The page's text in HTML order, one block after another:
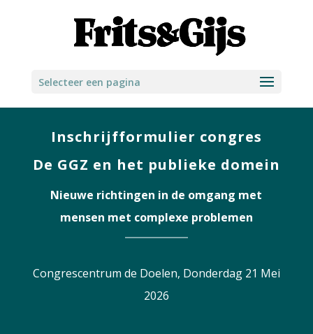
Selecteer een pagina
Inschrijfformulier congres
De GGZ en het publieke domein
Nieuwe richtingen in de omgang met
mensen met complexe problemen
Congrescentrum de Doelen, Donderdag 21 Mei
2026